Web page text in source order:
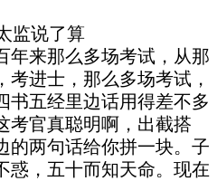
监说了算
年来那么多场考试，从那
进士，那么多场考试，
书五经里边话用得差不多
考官真聪明啊，出截搭
的两句话给你拼一块。子
惑，五十而知天命。现在